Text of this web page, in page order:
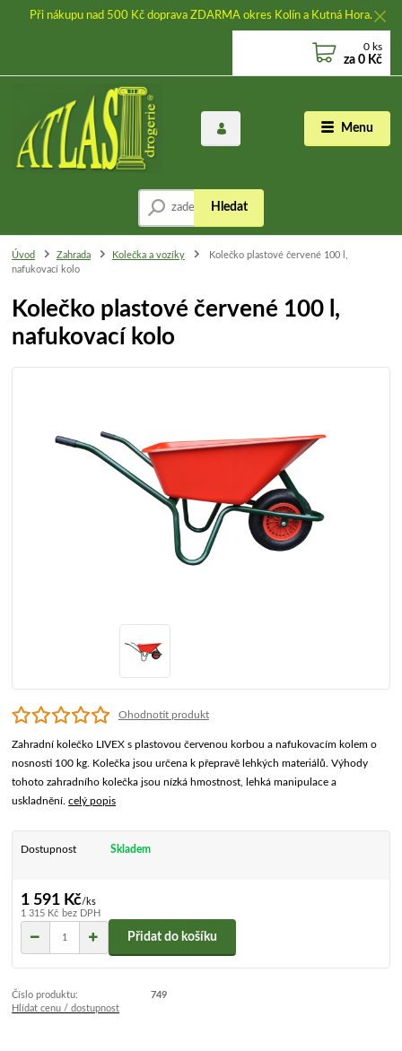
Při nákupu nad 500 Kč doprava ZDARMA okres Kolín a Kutná Hora.
Menu
Hledat
0 ks
za 0 Kč
Úvod Zahrada Kolečka a vozíky
Kolečko plastové červené 100 l,
nafukovací kolo
Kolečko plastové červené 100 l,
nafukovací kolo
Ohodnotit produkt
Zahradní kolečko LIVEX s plastovou červenou korbou a nafukovacím kolem o
nosnosti 100 kg. Kolečka jsou určena k přepravě lehkých materiálů. Výhody
tohoto zahradního kolečka jsou nízká hmostnost, lehká manipulace a
uskladnění.celý popis
Dostupnost Skladem
1 591 Kč/ks
1 315 Kč bez DPH
Přidat do košíku
Číslo produktu:
749
Hlídat cenu / dostupnost